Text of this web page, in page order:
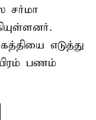
சர்மா
எடுத்து
பணம்